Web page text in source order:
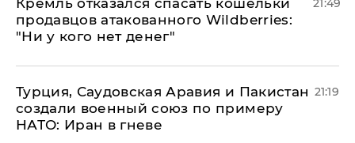
Кремль отказался спасать кошельки
продавцов атакованного Wildberries:
"Ни у кого нет денег"
21:49
Турция, Саудовская Аравия и Пакистан
создали военный союз по примеру
НАТО: Иран в гневе
21:19